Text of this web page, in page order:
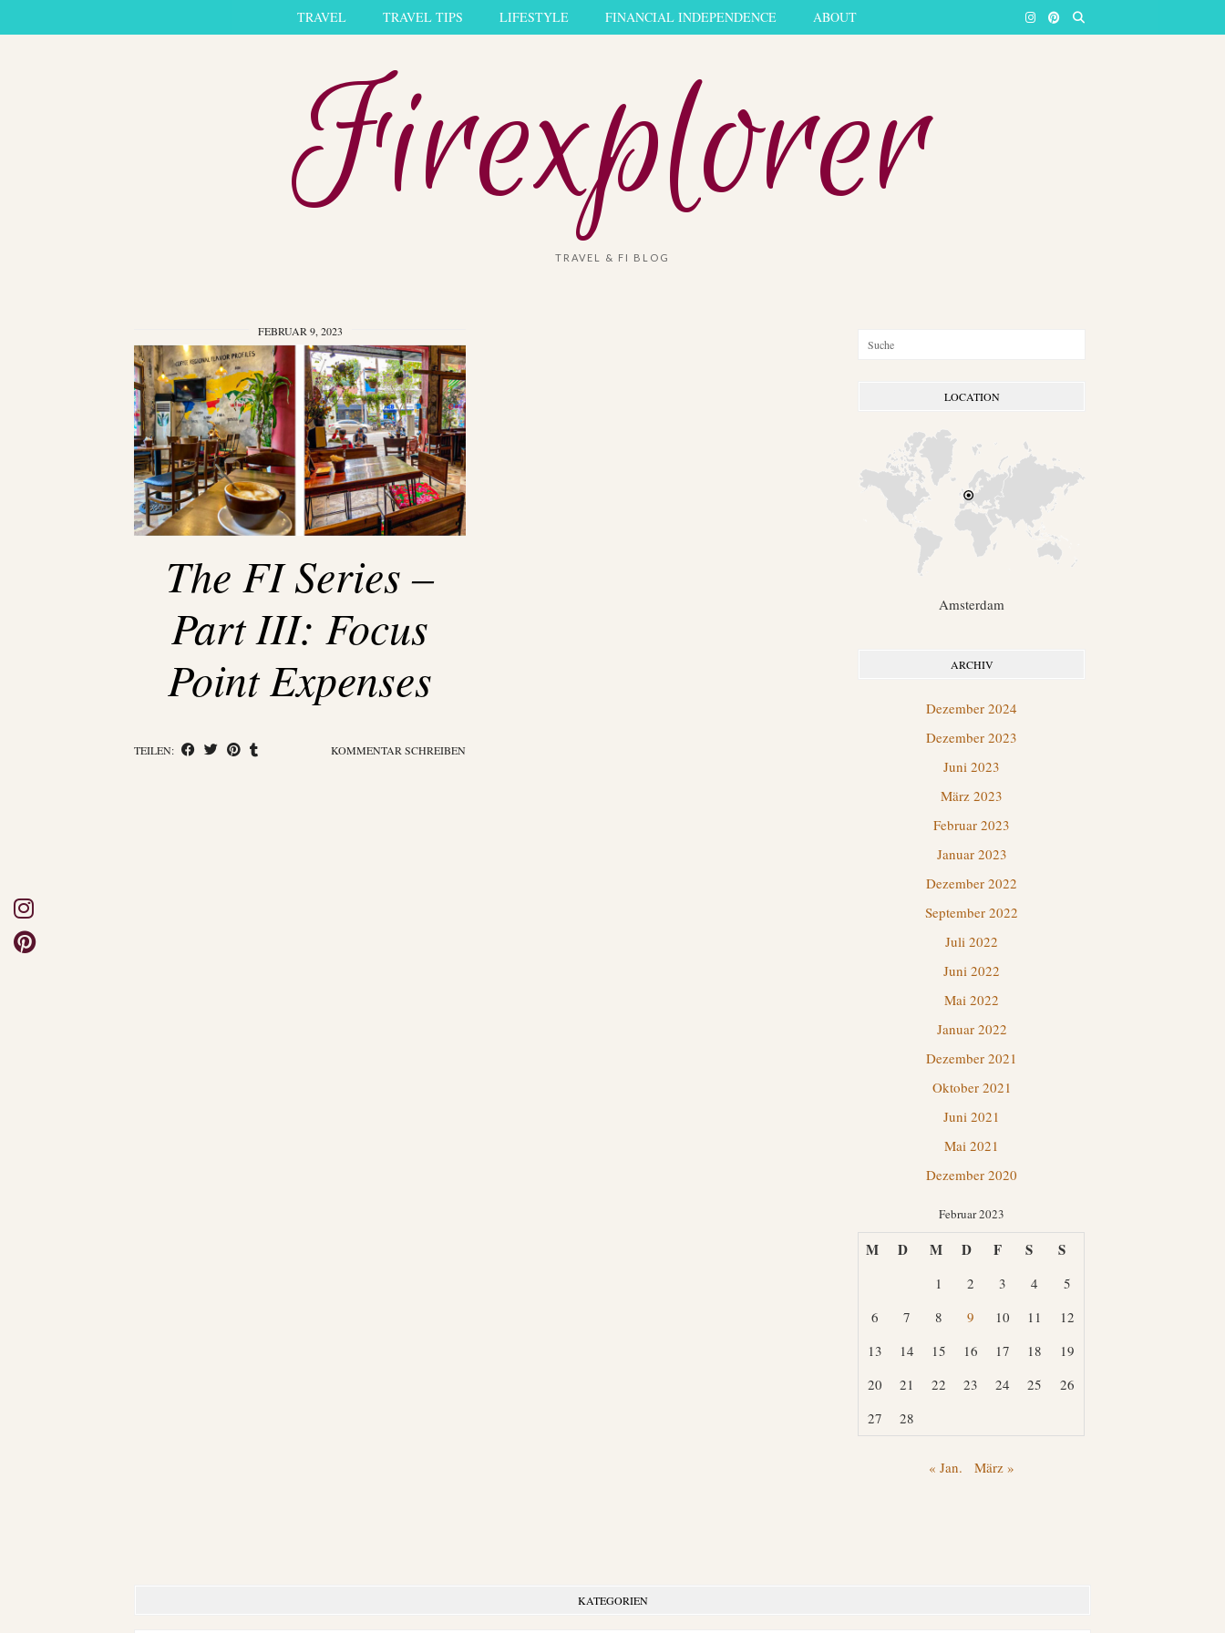
TRAVEL TRAVEL TIPS LIFESTYLE FINANCIAL INDEPENDENCE ABOUT
Firexplorer
TRAVEL & FI BLOG
FEBRUAR 9, 2023
The FI Series –
Part III: Focus
Point Expenses
TEILEN: KOMMENTAR SCHREIBEN
LOCATION
Amsterdam
ARCHIV
Dezember 2024
Dezember 2023
Juni 2023
März 2023
Februar 2023
Januar 2023
Dezember 2022
September 2022
Juli 2022
Juni 2022
Mai 2022
Januar 2022
Dezember 2021
Oktober 2021
Juni 2021
Mai 2021
Dezember 2020
Februar 2023
M D M D F S S
1 2 3 4
5
6
7 8 9 10 11
12
13
14 15 16 17 18
19
20
21 22 23 24 25
26
27
28
« Jan. März »
KATEGORIEN